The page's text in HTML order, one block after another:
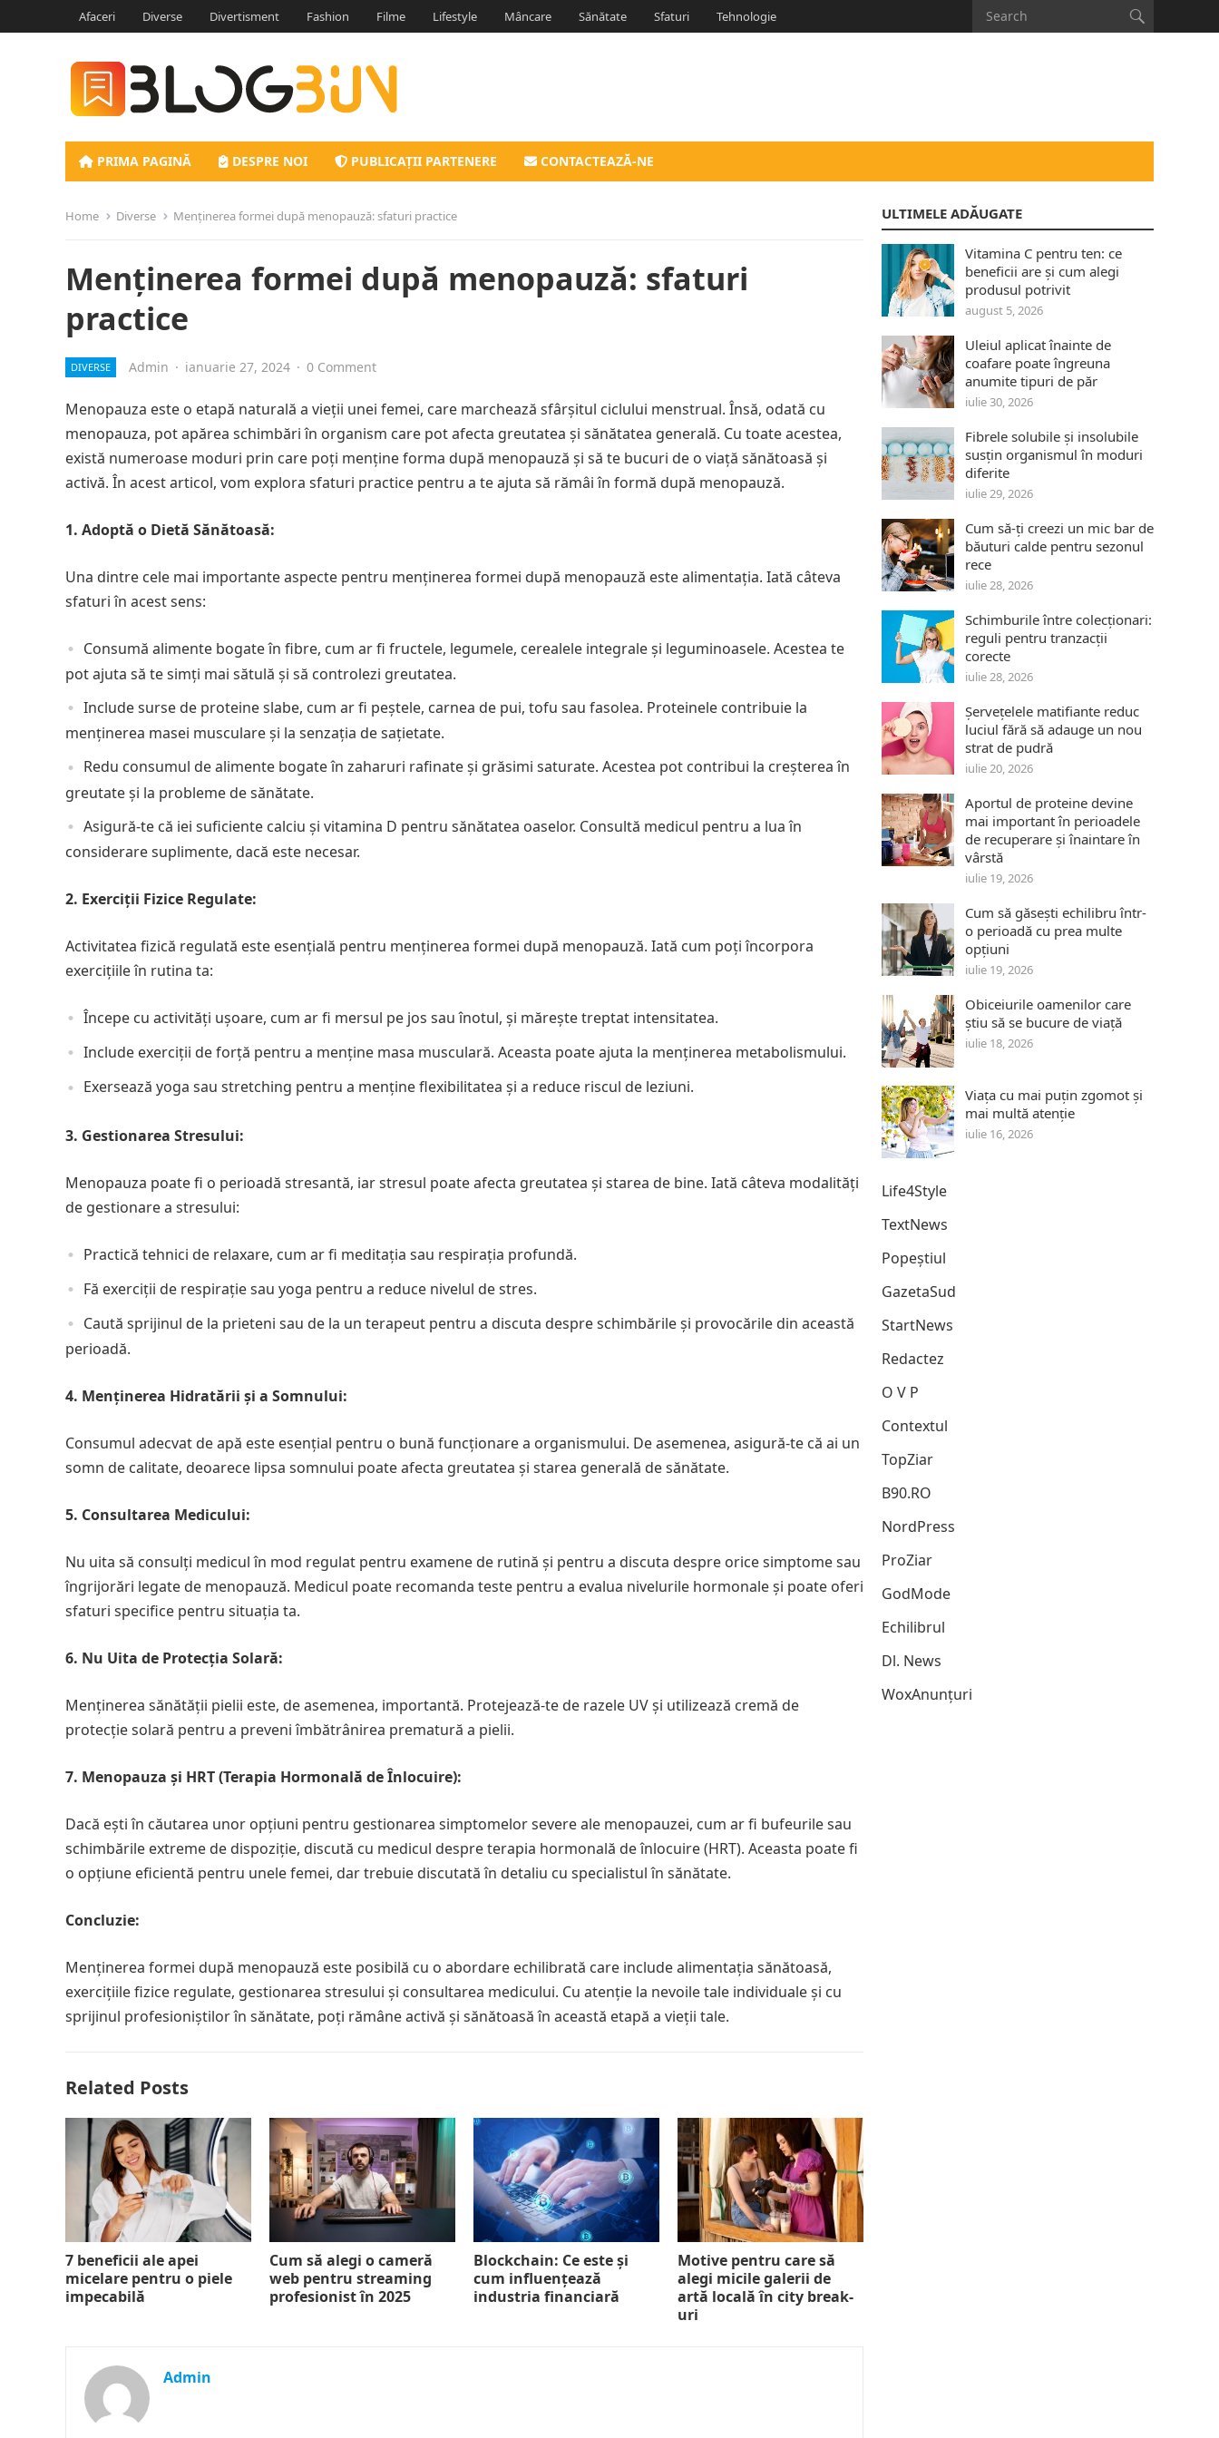
Afaceri Diverse Divertisment Fashion Filme Lifestyle Mâncare Sănătate Sfaturi Tehnologie
PRIMA PAGINĂ DESPRE NOI PUBLICAȚII PARTENERE CONTACTEAZĂ-NE
Home Diverse Menținerea formei după menopauză: sfaturi practice
Menținerea formei după menopauză: sfaturi
practice
DIVERSE Admin · ianuarie 27, 2024 · 0 Comment
Menopauza este o etapă naturală a vieții unei femei, care marchează sfârșitul ciclului menstrual. Însă, odată cu
menopauza, pot apărea schimbări în organism care pot afecta greutatea și sănătatea generală. Cu toate acestea,
există numeroase moduri prin care poți menține forma după menopauză și să te bucuri de o viață sănătoasă și
activă. În acest articol, vom explora sfaturi practice pentru a te ajuta să rămâi în formă după menopauză.
1. Adoptă o Dietă Sănătoasă:
Una dintre cele mai importante aspecte pentru menținerea formei după menopauză este alimentația. Iată câteva
sfaturi în acest sens:
Consumă alimente bogate în fibre, cum ar fi fructele, legumele, cerealele integrale și leguminoasele. Acestea te
pot ajuta să te simți mai sătulă și să controlezi greutatea.
Include surse de proteine slabe, cum ar fi peștele, carnea de pui, tofu sau fasolea. Proteinele contribuie la
menținerea masei musculare și la senzația de sațietate.
Redu consumul de alimente bogate în zaharuri rafinate și grăsimi saturate. Acestea pot contribui la creșterea în
greutate și la probleme de sănătate.
Asigură-te că iei suficiente calciu și vitamina D pentru sănătatea oaselor. Consultă medicul pentru a lua în
considerare suplimente, dacă este necesar.
2. Exerciții Fizice Regulate:
Activitatea fizică regulată este esențială pentru menținerea formei după menopauză. Iată cum poți încorpora
exercițiile în rutina ta:
Începe cu activități ușoare, cum ar fi mersul pe jos sau înotul, și mărește treptat intensitatea.
Include exerciții de forță pentru a menține masa musculară. Aceasta poate ajuta la menținerea metabolismului.
Exersează yoga sau stretching pentru a menține flexibilitatea și a reduce riscul de leziuni.
3. Gestionarea Stresului:
Menopauza poate fi o perioadă stresantă, iar stresul poate afecta greutatea și starea de bine. Iată câteva modalități
de gestionare a stresului:
Practică tehnici de relaxare, cum ar fi meditația sau respirația profundă.
Fă exerciții de respirație sau yoga pentru a reduce nivelul de stres.
Caută sprijinul de la prieteni sau de la un terapeut pentru a discuta despre schimbările și provocările din această
perioadă.
4. Menținerea Hidratării și a Somnului:
Consumul adecvat de apă este esențial pentru o bună funcționare a organismului. De asemenea, asigură-te că ai un
somn de calitate, deoarece lipsa somnului poate afecta greutatea și starea generală de sănătate.
5. Consultarea Medicului:
Nu uita să consulți medicul în mod regulat pentru examene de rutină și pentru a discuta despre orice simptome sau
îngrijorări legate de menopauză. Medicul poate recomanda teste pentru a evalua nivelurile hormonale și poate oferi
sfaturi specifice pentru situația ta.
6. Nu Uita de Protecția Solară:
Menținerea sănătății pielii este, de asemenea, importantă. Protejează-te de razele UV și utilizează cremă de
protecție solară pentru a preveni îmbătrânirea prematură a pielii.
7. Menopauza și HRT (Terapia Hormonală de Înlocuire):
Dacă ești în căutarea unor opțiuni pentru gestionarea simptomelor severe ale menopauzei, cum ar fi bufeurile sau
schimbările extreme de dispoziție, discută cu medicul despre terapia hormonală de înlocuire (HRT). Aceasta poate fi
o opțiune eficientă pentru unele femei, dar trebuie discutată în detaliu cu specialistul în sănătate.
Concluzie:
Menținerea formei după menopauză este posibilă cu o abordare echilibrată care include alimentația sănătoasă,
exercițiile fizice regulate, gestionarea stresului și consultarea medicului. Cu atenție la nevoile tale individuale și cu
sprijinul profesioniștilor în sănătate, poți rămâne activă și sănătoasă în această etapă a vieții tale.
Related Posts
7 beneficii ale apei
micelare pentru o piele
impecabilă
Cum să alegi o cameră
web pentru streaming
profesionist în 2025
Blockchain: Ce este și
cum influențează
industria financiară
Motive pentru care să
alegi micile galerii de
artă locală în city break-
uri
Admin
ULTIMELE ADĂUGATE
Vitamina C pentru ten: ce
beneficii are și cum alegi
produsul potrivit
august 5, 2026
Uleiul aplicat înainte de
coafare poate îngreuna
anumite tipuri de păr
iulie 30, 2026
Fibrele solubile și insolubile
susțin organismul în moduri
diferite
iulie 29, 2026
Cum să-ți creezi un mic bar de
băuturi calde pentru sezonul
rece
iulie 28, 2026
Schimburile între colecționari:
reguli pentru tranzacții
corecte
iulie 28, 2026
Șervețelele matifiante reduc
luciul fără să adauge un nou
strat de pudră
iulie 20, 2026
Aportul de proteine devine
mai important în perioadele
de recuperare și înaintare în
vârstă
iulie 19, 2026
Cum să găsești echilibru într-
o perioadă cu prea multe
opțiuni
iulie 19, 2026
Obiceiurile oamenilor care
știu să se bucure de viață
iulie 18, 2026
Viața cu mai puțin zgomot și
mai multă atenție
iulie 16, 2026
Life4Style
TextNews
Popeștiul
GazetaSud
StartNews
Redactez
O V P
Contextul
TopZiar
B90.RO
NordPress
ProZiar
GodMode
Echilibrul
Dl. News
WoxAnunțuri